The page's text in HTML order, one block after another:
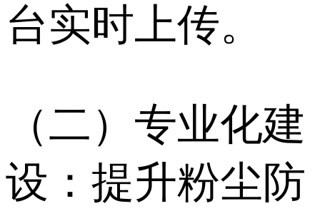
台实时上传。
（二）专业化建
设：提升粉尘防